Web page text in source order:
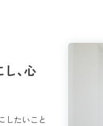
、心
したいこと